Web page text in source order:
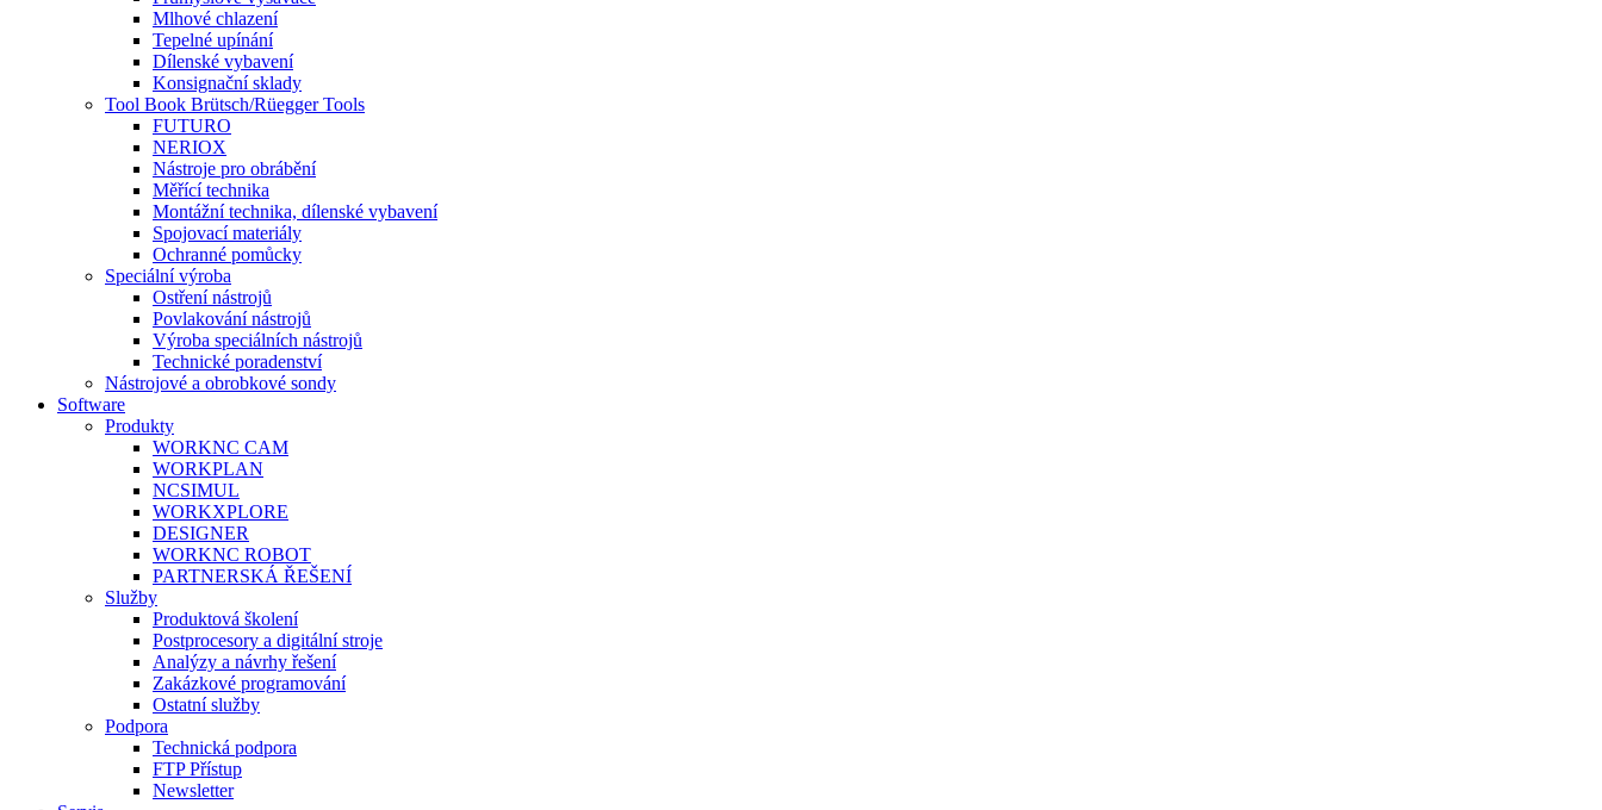
Mlhové chlazení
Tepelné upínání
Dílenské vybavení
Konsignační sklady
Tool Book Brütsch/Rüegger Tools
FUTURO
NERIOX
Nástroje pro obrábění
Měřící technika
Montážní technika, dílenské vybavení
Spojovací materiály
Ochranné pomůcky
Speciální výroba
Ostření nástrojů
Povlakování nástrojů
Výroba speciálních nástrojů
Technické poradenství
Nástrojové a obrobkové sondy
Software
Produkty
WORKNC CAM
WORKPLAN
NCSIMUL
WORKXPLORE
DESIGNER
WORKNC ROBOT
PARTNERSKÁ ŘEŠENÍ
Služby
Produktová školení
Postprocesory a digitální stroje
Analýzy a návrhy řešení
Zakázkové programování
Ostatní služby
Podpora
Technická podpora
FTP Přístup
Newsletter